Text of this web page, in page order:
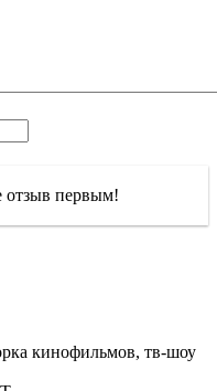
отзыв первым!
кинофильмов, тв-шоу